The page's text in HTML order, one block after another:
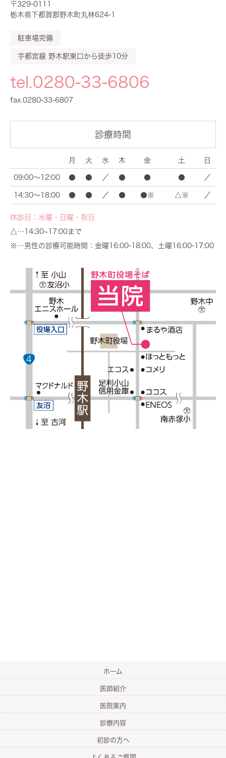
〒329-0111
栃木県下都賀郡野木町丸林624-1
駐車場完備
宇都宮線 野木駅東口から徒歩10分
tel.0280-33-6806
fax.0280-33-6807
診療時間
月 火 水 木 金 土 日
09:00～12:00 ● ● ／ ● ● ● ／
14:30～18:00 ● ● ／ ● ●※ △※ ／
休診日：水曜・日曜・祝日
△…14:30~17:00まで
※…男性の診療可能時間：金曜16:00-18:00、土曜16:00-17:00
ホーム
医師紹介
医院案内
診療内容
初診の方へ